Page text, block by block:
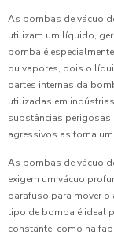
As bombas de vácuo
utilizam um líquido,
bomba é
ou vapores, pois o
partes internas da
utilizadas em
substâncias perigosas
agressivos as torna
As bombas de vácuo
exigem um vácuo
parafuso para mover o
tipo de bomba é ideal
constante, como na